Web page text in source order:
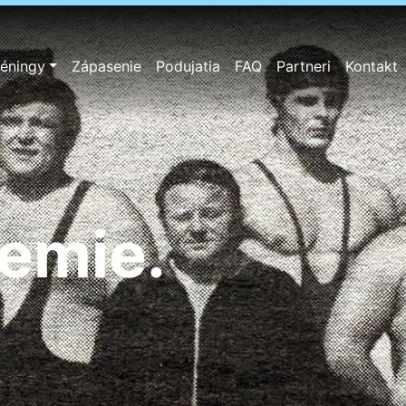
Zápasenie Podujatia FAQ Partneri Kontakt